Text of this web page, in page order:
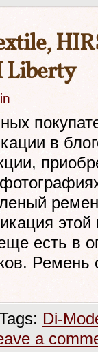
Liberty
в
этой
есть в
Ремень
Di-
a